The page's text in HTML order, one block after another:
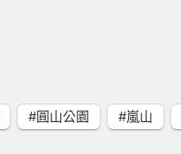
#圓山公園 #嵐山